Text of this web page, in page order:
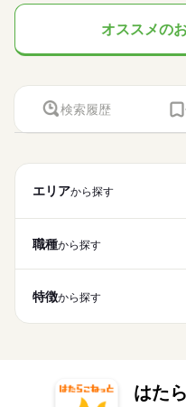
オススメの
検索履歴
エリアから探す
職種から探す
特徴から探す
はた